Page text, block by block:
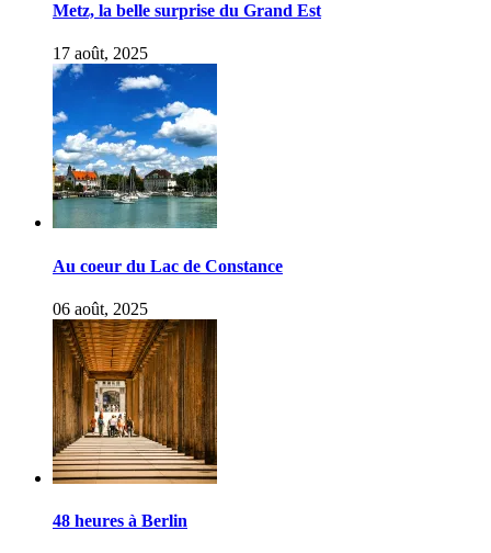
Metz, la belle surprise du Grand Est
17 août, 2025
Au coeur du Lac de Constance
06 août, 2025
48 heures à Berlin